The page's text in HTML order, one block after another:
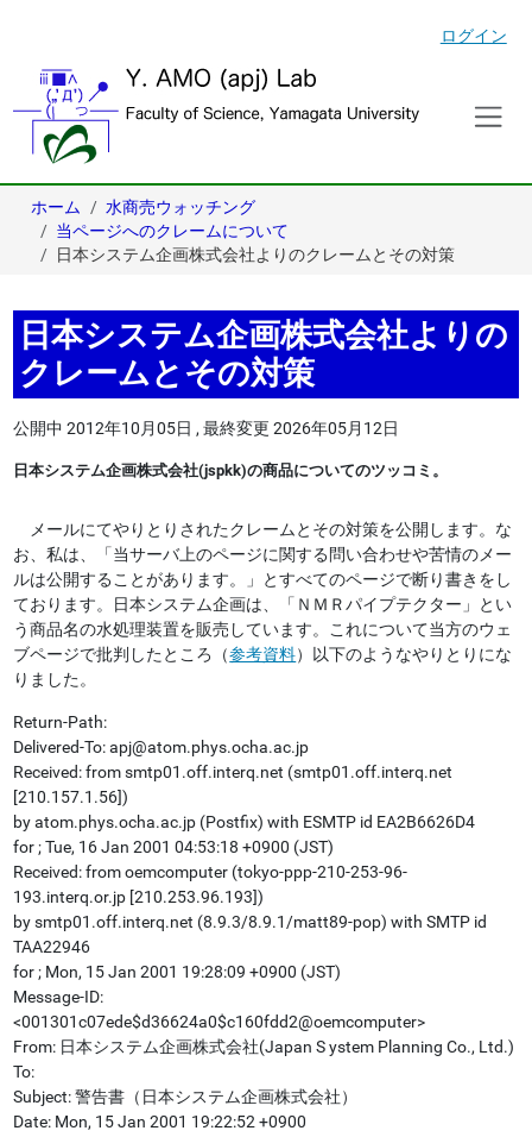
ログイン
ホーム
水商売ウォッチング
当ページへのクレームについて
日本システム企画株式会社よりのクレームとその対策
日本システム企画株式会社よりの
クレームとその対策
公開中 2012年10月05日 ,最終変更 2026年05月12日
日本システム企画株式会社(jspkk)の商品についてのツッコミ。
メールにてやりとりされたクレームとその対策を公開します。な
お、私は、「当サーバ上のページに関する問い合わせや苦情のメー
ルは公開することがあります。」とすべてのページで断り書きをし
ております。日本システム企画は、「ＮＭＲパイプテクター」とい
う商品名の水処理装置を販売しています。これについて当方のウェ
ブページで批判したところ（参考資料）以下のようなやりとりにな
りました。
Return-Path:
Delivered-To: apj@atom.phys.ocha.ac.jp
Received: from smtp01.off.interq.net (smtp01.off.interq.net
[210.157.1.56])
by atom.phys.ocha.ac.jp (Postfix) with ESMTP id EA2B6626D4
for ; Tue, 16 Jan 2001 04:53:18 +0900 (JST)
Received: from oemcomputer (tokyo-ppp-210-253-96-
193.interq.or.jp [210.253.96.193])
by smtp01.off.interq.net (8.9.3/8.9.1/matt89-pop) with SMTP id
TAA22946
for ; Mon, 15 Jan 2001 19:28:09 +0900 (JST)
Message-ID:
<001301c07ede$d36624a0$c160fdd2@oemcomputer>
From: 日本システム企画株式会社(Japan S ystem Planning Co., Ltd.)
To:
Subject: 警告書（日本システム企画株式会社）
Date: Mon, 15 Jan 2001 19:22:52 +0900